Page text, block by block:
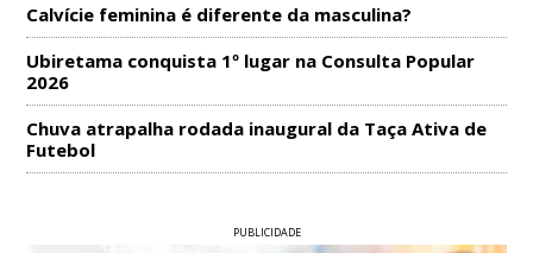
Calvície feminina é diferente da masculina?
Ubiretama conquista 1º lugar na Consulta Popular
2026
Chuva atrapalha rodada inaugural da Taça Ativa de
Futebol
PUBLICIDADE